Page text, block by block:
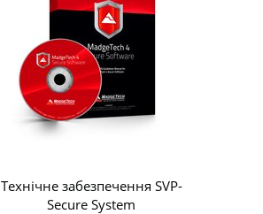
Технічне забезпечення SVP-
Secure System